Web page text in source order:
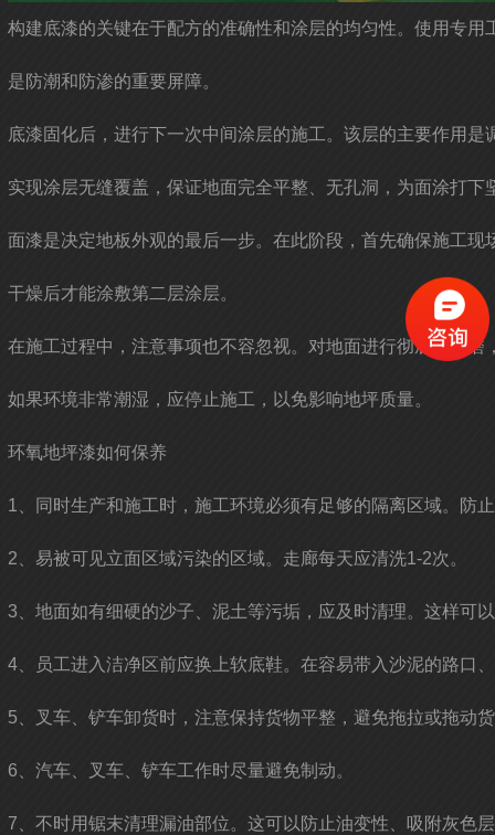
构建底漆的关键在于配方的准确性和涂层的均匀性。使用专
是防潮和防渗的重要屏障。
底漆固化后，进行下一次中间涂层的施工。该层的主要作用
实现涂层无缝覆盖，保证地面完全平整、无孔洞，为面涂打下
面漆是决定地板外观的最后一步。在此阶段，首先确保施工
干燥后才能涂敷第二层涂层。
在施工过程中，注意事项也不容忽视。对地面进行彻底的打
如果环境非常潮湿，应停止施工，以免影响地坪质量。
环氧地坪漆如何保养
1、同时生产和施工时，施工环境必须有足够的隔离区域。防
2、易被可见立面区域污染的区域。走廊每天应清洗1-2次。
3、地面如有细硬的沙子、泥土等污垢，应及时清理。这样可
4、员工进入洁净区前应换上软底鞋。在容易带入沙泥的路口
5、叉车、铲车卸货时，注意保持货物平整，避免拖拉或拖动
6、汽车、叉车、铲车工作时尽量避免制动。
7、不时用锯末清理漏油部位。这可以防止油变性、吸附灰色